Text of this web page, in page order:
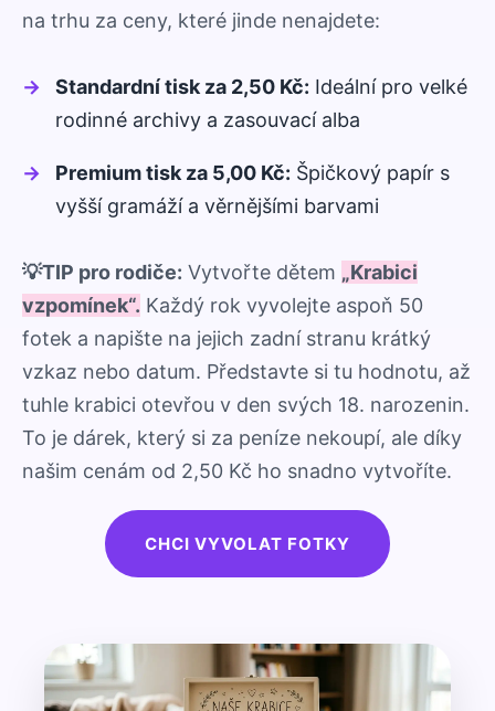
na trhu za ceny, které jinde nenajdete:
Standardní tisk za 2,50 Kč: Ideální pro velké
rodinné archivy a zasouvací alba
Premium tisk za 5,00 Kč: Špičkový papír s
vyšší gramáží a věrnějšími barvami
💡TIP pro rodiče: Vytvořte dětem „Krabici
vzpomínek“. Každý rok vyvolejte aspoň 50
fotek a napište na jejich zadní stranu krátký
vzkaz nebo datum. Představte si tu hodnotu, až
tuhle krabici otevřou v den svých 18. narozenin.
To je dárek, který si za peníze nekoupí, ale díky
našim cenám od 2,50 Kč ho snadno vytvoříte.
CHCI VYVOLAT FOTKY